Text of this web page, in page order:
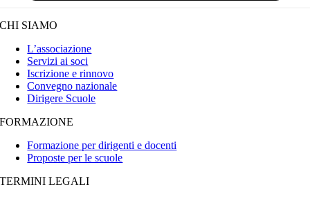
CHI SIAMO
L’associazione
Servizi ai soci
Iscrizione e rinnovo
Convegno nazionale
Dirigere Scuole
FORMAZIONE
Formazione per dirigenti e docenti
Proposte per le scuole
TERMINI LEGALI